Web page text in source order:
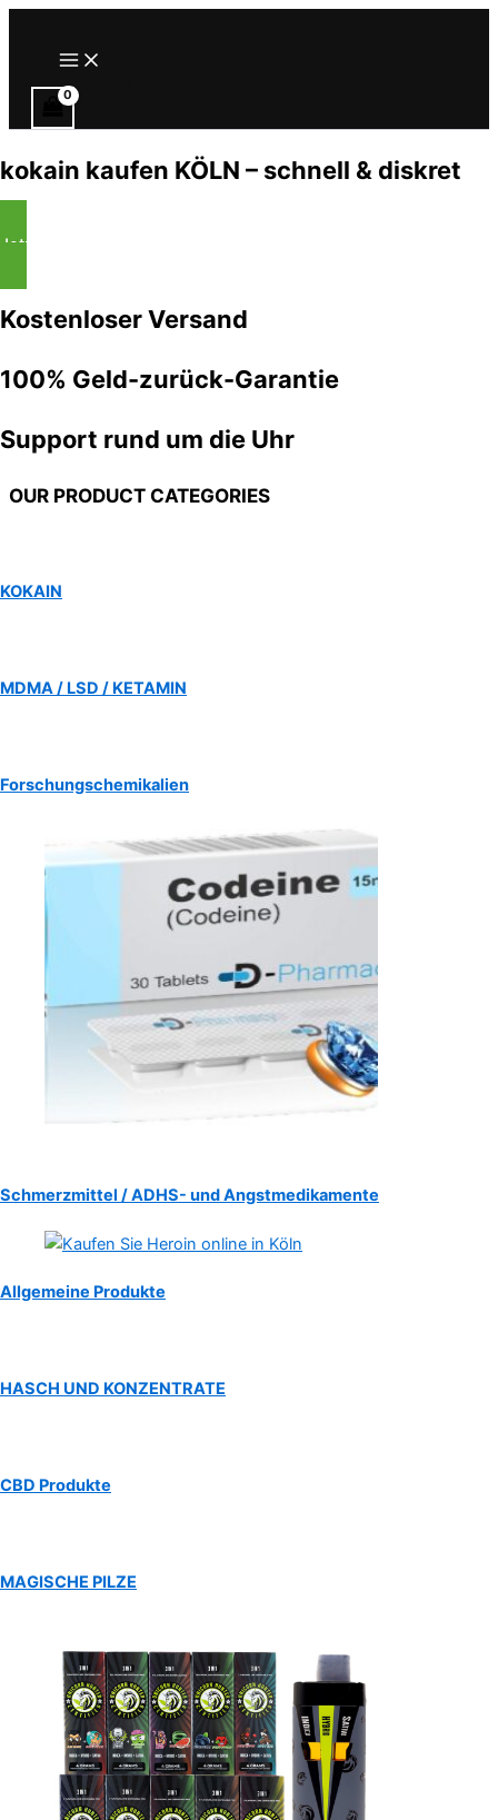
Main
Menu
kokain kaufen KÖLN – schnell & diskret
Jetzt einkaufen
Kostenloser Versand
100% Geld-zurück-Garantie
Support rund um die Uhr
OUR PRODUCT CATEGORIES
KOKAIN
MDMA / LSD / KETAMIN
Forschungschemikalien
Schmerzmittel / ADHS- und Angstmedikamente
Allgemeine Produkte
HASCH UND KONZENTRATE
CBD Produkte
MAGISCHE PILZE